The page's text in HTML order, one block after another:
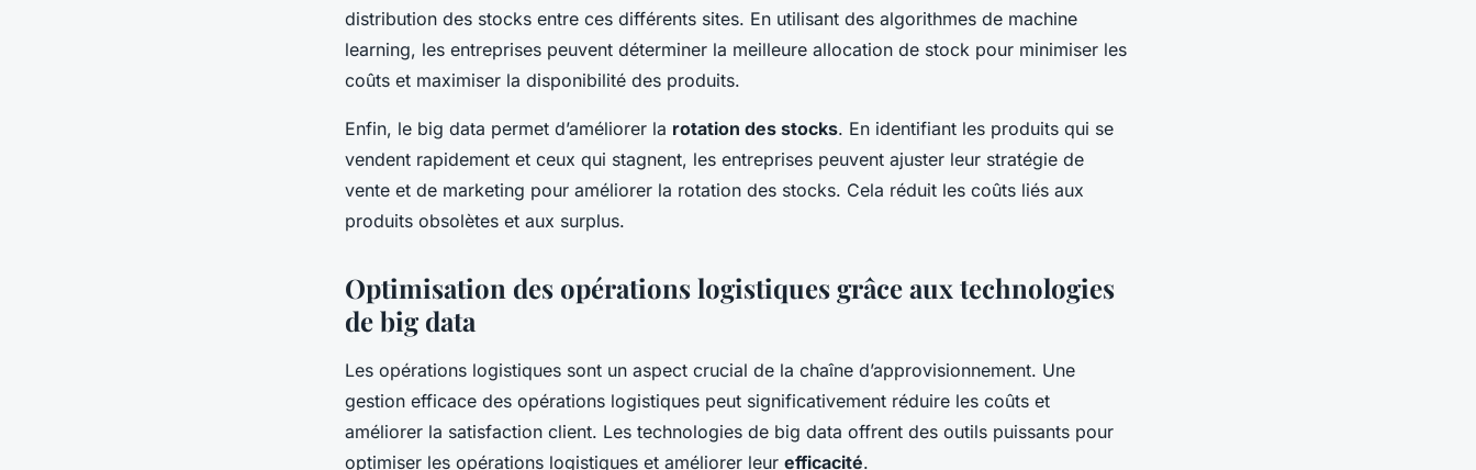
distribution des stocks entre ces différents sites. En utilisant des algorithmes de machine
learning, les entreprises peuvent déterminer la meilleure allocation de stock pour minimiser les
coûts et maximiser la disponibilité des produits.
Enfin, le big data permet d’améliorer la rotation des stocks. En identifiant les produits qui se
vendent rapidement et ceux qui stagnent, les entreprises peuvent ajuster leur stratégie de
vente et de marketing pour améliorer la rotation des stocks. Cela réduit les coûts liés aux
produits obsolètes et aux surplus.
Optimisation des opérations logistiques grâce aux technologies
de big data
Les opérations logistiques sont un aspect crucial de la chaîne d’approvisionnement. Une
gestion efficace des opérations logistiques peut significativement réduire les coûts et
améliorer la satisfaction client. Les technologies de big data offrent des outils puissants pour
optimiser les opérations logistiques et améliorer leur efficacité.